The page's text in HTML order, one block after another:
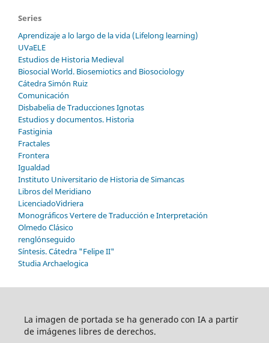
Series
Aprendizaje a lo largo de la vida (Lifelong learning)
UVaELE
Estudios de Historia Medieval
Biosocial World. Biosemiotics and Biosociology
Cátedra Simón Ruiz
Comunicación
Disbabelia de Traducciones Ignotas
Estudios y documentos. Historia
Fastiginia
Fractales
Frontera
Igualdad
Instituto Universitario de Historia de Simancas
Libros del Meridiano
LicenciadoVidriera
Monográficos Vertere de Traducción e Interpretación
Olmedo Clásico
renglónseguido
Síntesis. Cátedra "Felipe II"
Studia Archaelogica
La imagen de portada se ha generado con IA a partir
de imágenes libres de derechos.